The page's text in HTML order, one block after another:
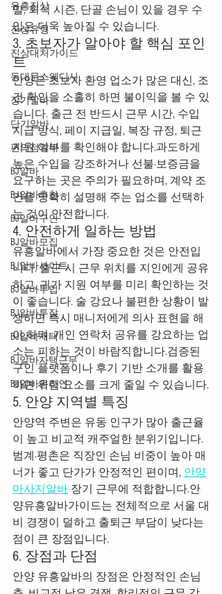
유흥진상
진상유형
진상대처가이드
동대문스웨디시
장기알바
단기알바
편의점알바
BJ알바
BJ알바추천
BJ알바구인
BJ알바모집
BJ알바사이트
BJ알바부업
BJ알바투잡
BJ알바재택
BJ알바자택근무
BJ알바온라인
말, 회식 시즌, 단골 손님이 있을 경우 수
입은 더욱 높아질 수 있습니다.
3. 초보자가 알아야 할 핵심 포인
트
안양은 초보자 환영 업소가 많은 대신, 조
건 확인을 소홀히 하면 불이익을 볼 수 있
습니다. 출근 전 반드시 근무 시간, 수입
지급 방식, 페이 지급일, 복장 규정, 퇴근
지원 여부를 확인해야 합니다.과도하게
높은 수입을 강조하거나 선불·보증금을
요구하는 곳은 주의가 필요하며, 계약 조
건을 명확히 설명해 주는 업소를 선택하
는 것이 안전합니다.
4. 안전하게 일하는 방법
유흥알바에서 가장 중요한 것은 안전입
니다. 출근 시 근무 위치를 지인에게 공유
하고, 귀가 지원 여부를 미리 확인하는 것
이 좋습니다. 술 강요나 불편한 상황이 발
생하면 즉시 매니저에게 의사 표현을 해
야 하며, 개인 연락처 공유를 강요하는 업
소는 피하는 것이 바람직합니다.검증된
구인 플랫폼이나 후기 기반 소개를 활용
하면 위험 요소를 크게 줄일 수 있습니다.
5. 안양 지역별 특징
안양역 주변은 유동 인구가 많아 출근율
이 높고 비교적 캐주얼한 분위기입니다.
범계·평촌은 직장인 손님 비중이 높아 매
너가 좋고 단가가 안정적인 편이며, 안양
마사지알바 장기 근무에 적합합니다.안
양유흥알바가이드는 전체적으로 서울 대
비 경쟁이 덜하고 출퇴근 부담이 낮다는
점이 큰 장점입니다.
6. 장점과 단점
안양 유흥알바의 장점은 안정적인 손님